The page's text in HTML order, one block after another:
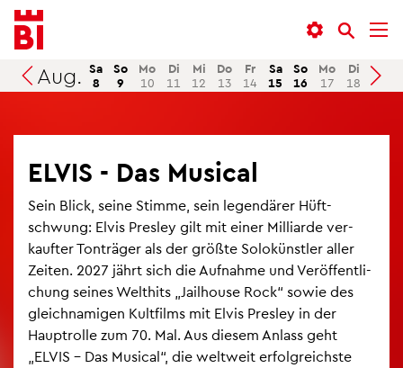
In­
halt
an­
sprin­
Menü
an­
sprin­
gen
Suche
an­
sprin­
gen
Suchen
Aug. Sa
8
So
9
Mo
10
Di
11
Mi
12
Do
13
Fr
14
Sa
15
So
16
Mo
17
Di
18
Mi
19
ELVIS - Das Mu­si­cal
Sein Blick, seine Stim­me, sein le­gen­dä­rer Hüft­
schwung: Elvis Pres­ley gilt mit einer Mil­li­ar­de ver­
kauf­ter Ton­trä­ger als der grö­ß­te So­lo­künst­ler aller
Zei­ten. 2027 jährt sich die Auf­nah­me und Ver­öf­fent­li­
chung sei­nes Welt­hits „Jail­hou­se Rock“ sowie des
gleich­na­mi­gen Kult­films mit Elvis Pres­ley in der
Haupt­rol­le zum 70. Mal. Aus die­sem An­lass geht
„ELVIS – Das Mu­si­cal“, die welt­weit er­folg­reichs­te